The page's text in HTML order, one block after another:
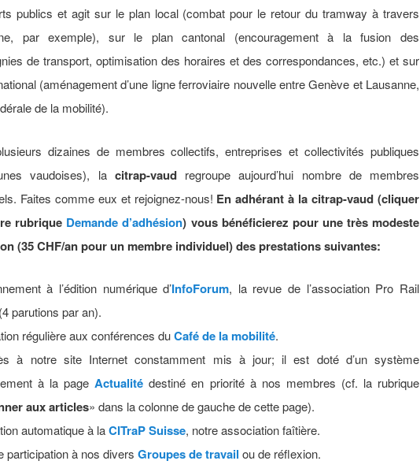
publics et agit sur le plan local (combat pour le retour du tramway à travers
par exemple), sur le plan cantonal (encouragement à la fusion des
de transport, optimisation des horaires et des correspondances, etc.) et sur
(aménagement d’une ligne ferroviaire nouvelle entre Genève et Lausanne,
de la mobilité).
dizaines de membres collectifs, entreprises et collectivités publiques
vaudoises), la citrap-vaudregroupe aujourd’hui nombre de membres
Faites comme eux et rejoignez-nous! En adhérant à la citrap-vaud (cliquer
rubrique Demande d’adhésion) vous bénéficierez pour une très modeste
(35 CHF/an pour un membre individuel) des prestations suivantes:
à l’édition numérique d’InfoForum, la revue de l’association Pro Rail
parutions par an).
régulière aux conférences duCafé de la mobilité.
à notre site Internet constamment mis à jour; il est doté d’un système
à la pageActualité destiné en priorité à nos membres (cf. la rubrique
aux articles» dans la colonne de gauche de cette page).
automatique à laCITraP Suisse, notre association faîtière.
participation à nos divers Groupes de travail ou de réflexion.